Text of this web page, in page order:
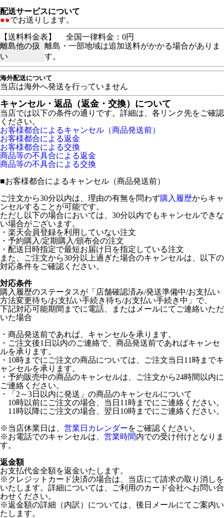
配送サービスについて
●●でお送りします。
【送料料金表】
全国一律料金：0円
離島他の扱
い
離島・一部地域は追加送料がかかる場合がありま
す。
海外配送について
当店は海外へ発送を行っていません
キャンセル・返品（返金・交換）について
当店では以下の条件の通りです。詳細は、各リンク先をご確認
ください。
お客様都合によるキャンセル（商品発送前）
お客様都合による返金
お客様都合による交換
商品等の不具合による返金
商品等の不具合による交換
■お客様都合によるキャンセル（商品発送前）
ご注文から30分以内は、理由の有無を問わず購入履歴からキャ
ンセルすることが可能です。
ただし以下の場合においては、30分以内でもキャンセルできな
い場合がございます。
・楽天会員登録を利用していない注文
・予約購入/定期購入/頒布会の注文
・配送日時指定で最短お届け日を指定している注文
また、ご注文から30分以上過ぎた場合のキャンセルは、以下の
対応条件をご確認ください。
対応条件
購入履歴のステータスが「店舗確認済み/発送準備中/お支払い
方法変更待ち/お支払い手続き待ち/お支払い手続き中」で、
下記対応可能期間までに電話、またはメールにてご連絡いただ
いた場合
・商品発送前であれば、キャンセルを承ります。
・ご注文後1日以内のご連絡で、商品発送前であればキャンセ
ルを承ります。
・10時までにご注文の商品については、ご注文当日11時までキ
ャンセルを承ります。
・予約販売中の商品のキャンセルは、ご注文から24時間以内に
ご連絡ください。
・「2～3日以内に発送」の商品のキャンセルについて
10時以前にご注文の場合、当日11時までにご連絡ください。
11時以降にご注文の場合、翌日10時までにご連絡ください。
※当店休業日は、 営業日カレンダーをご確認ください。
※お電話でのキャンセルは、 営業時間内での受け付けとなりま
す。
返金額
お支払代金全額を返金いたします。
※クレジットカード決済の場合は、当店にて請求の取り消しを
いたします。詳細については、ご利用のカード会社へお問い合
わせください。
※返金額の詳細（内訳）については、後日メールにてご案内い
たします。